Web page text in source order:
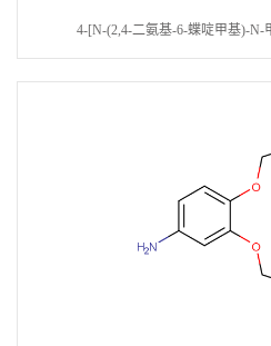
4-[N-(2,4-二氨基-6-蝶啶甲基)-N-